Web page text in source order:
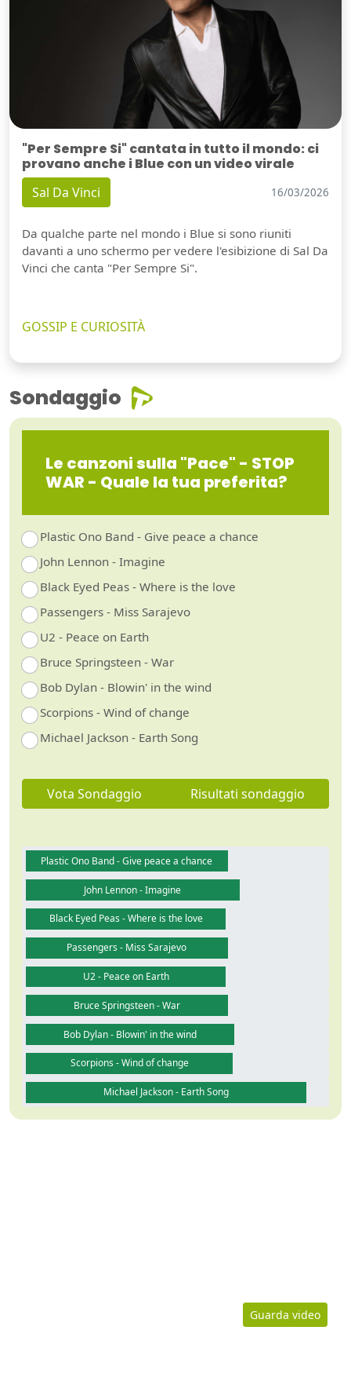
Guarda video
"Per Sempre Si" cantata in tutto il mondo: ci
provano anche i Blue con un video virale
Sal Da Vinci 16/03/2026
Da qualche parte nel mondo i Blue si sono riuniti
davanti a uno schermo per vedere l'esibizione di Sal Da
Vinci che canta "Per Sempre Si".
GOSSIP E CURIOSITÀ
Sondaggio
Le canzoni sulla "Pace" - STOP
WAR - Quale la tua preferita?
Plastic Ono Band - Give peace a chance
John Lennon - Imagine
Black Eyed Peas - Where is the love
Passengers - Miss Sarajevo
U2 - Peace on Earth
Bruce Springsteen - War
Bob Dylan - Blowin' in the wind
Scorpions - Wind of change
Michael Jackson - Earth Song
Vota Sondaggio Risultati sondaggio
Plastic Ono Band - Give peace a chance
John Lennon - Imagine
Black Eyed Peas - Where is the love
Passengers - Miss Sarajevo
U2 - Peace on Earth
Bruce Springsteen - War
Bob Dylan - Blowin' in the wind
Scorpions - Wind of change
Michael Jackson - Earth Song